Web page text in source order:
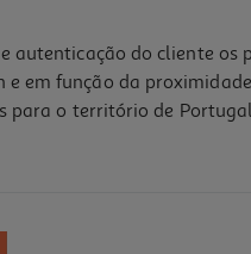
do cliente os
em função da
para o território de